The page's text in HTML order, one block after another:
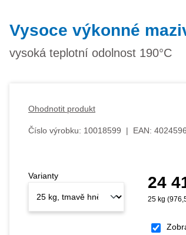
Vysoce výkonné
vysoká teplotní odolnost 190°C
Ohodnotit produkt
Číslo výrobku: 10018599 | EAN:
Běžná
24
25 kg
Varianty